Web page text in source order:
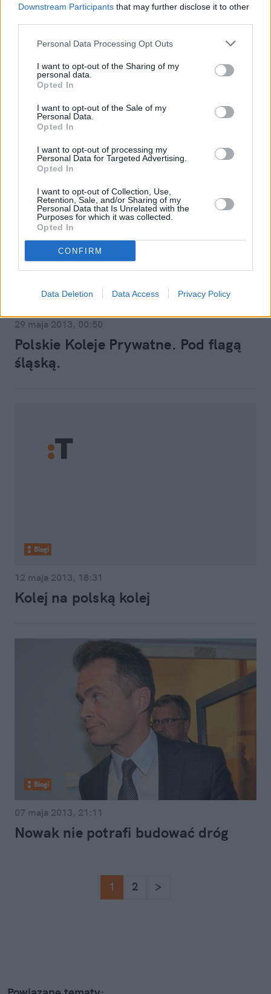
Downstream Participants that may further disclose it to other
Personal Data Processing Opt Outs
I want to opt-out of the Sharing of my
personal data.
Opted In
I want to opt-out of the Sale of my
Personal Data.
Opted In
I want to opt-out of processing my
Personal Data for Targeted Advertising.
Opted In
I want to opt-out of Collection, Use,
Retention, Sale, and/or Sharing of my
Personal Data that Is Unrelated with the
Purposes for which it was collected.
Opted In
CONFIRM
Data Deletion Data Access Privacy Policy
Blogi
18 października 2013, 11:47
I am the passenger
Blogi
29 maja 2013, 00:50
Polskie Koleje Prywatne. Pod flagą
śląską.
Blogi
12 maja 2013, 18:31
Kolej na polską kolej
Blogi
07 maja 2013, 21:11
Nowak nie potrafi budować dróg
1 2 >